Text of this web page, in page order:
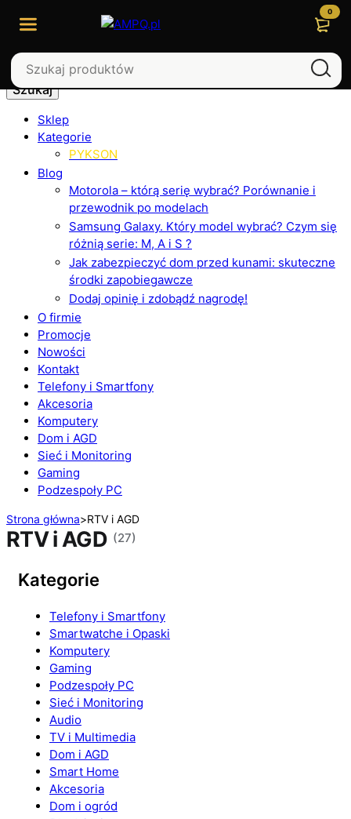
Szukaj
Sklep
Kategorie
PYKSON
Blog
Motorola – którą serię wybrać? Porównanie i
przewodnik po modelach
Samsung Galaxy. Który model wybrać? Czym się
różnią serie: M, A i S ?
Jak zabezpieczyć dom przed kunami: skuteczne
środki zapobiegawcze
Dodaj opinię i zdobądź nagrodę!
O firmie
Promocje
Nowości
Kontakt
Telefony i Smartfony
Akcesoria
Komputery
Dom i AGD
Sieć i Monitoring
Gaming
Podzespoły PC
0
Strona główna>RTV i AGD
RTV i AGD (27)
Kategorie
Telefony i Smartfony
Smartwatche i Opaski
Komputery
Gaming
Podzespoły PC
Sieć i Monitoring
Audio
TV i Multimedia
Dom i AGD
Smart Home
Akcesoria
Dom i ogród